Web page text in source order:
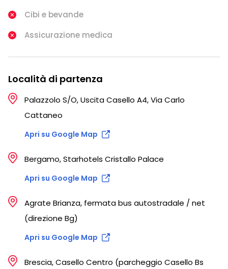
Cibi e bevande
Assicurazione medica
Località di partenza
Palazzolo S/O, Uscita Casello A4, Via Carlo
Cattaneo
Apri su Google Map
Bergamo, Starhotels Cristallo Palace
Apri su Google Map
Agrate Brianza, fermata bus autostradale / net
(direzione Bg)
Apri su Google Map
Brescia, Casello Centro (parcheggio Casello Bs